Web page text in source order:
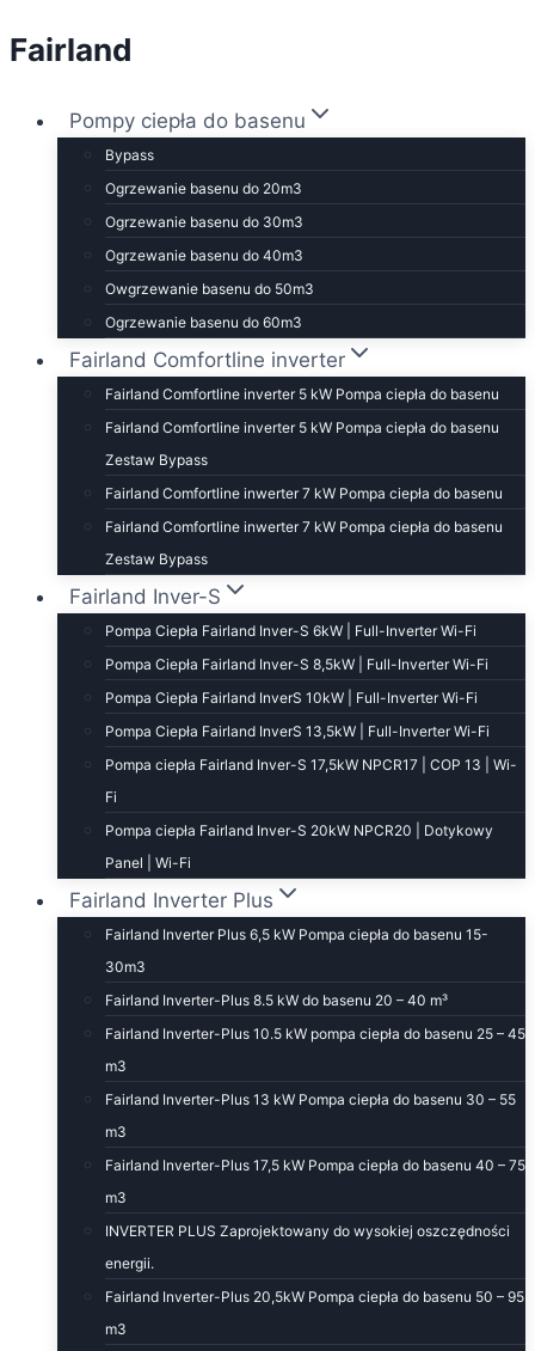
Przejdź
Fairland
Pompy ciepła do basenu
Bypass
Ogrzewanie basenu do 20m3
Ogrzewanie basenu do 30m3
Ogrzewanie basenu do 40m3
Owgrzewanie basenu do 50m3
Ogrzewanie basenu do 60m3
Fairland Comfortline inverter
Fairland Comfortline inverter 5 kW Pompa ciepła do basenu
Fairland Comfortline inverter 5 kW Pompa ciepła do basenu
Zestaw Bypass
Fairland Comfortline inwerter 7 kW Pompa ciepła do basenu
Fairland Comfortline inwerter 7 kW Pompa ciepła do basenu
Zestaw Bypass
Fairland Inver-S
Pompa Ciepła Fairland Inver-S 6kW | Full-Inverter Wi-Fi
Pompa Ciepła Fairland Inver-S 8,5kW | Full-Inverter Wi-Fi
Pompa Ciepła Fairland InverS 10kW | Full-Inverter Wi-Fi
Pompa Ciepła Fairland InverS 13,5kW | Full-Inverter Wi-Fi
Pompa ciepła Fairland Inver-S 17,5kW NPCR17 | COP 13 | Wi-
Fi
Pompa ciepła Fairland Inver-S 20kW NPCR20 | Dotykowy
Panel | Wi-Fi
Fairland Inverter Plus
Fairland Inverter Plus 6,5 kW Pompa ciepła do basenu 15-
30m3
Fairland Inverter-Plus 8.5 kW do basenu 20 – 40 m³
Fairland Inverter-Plus 10.5 kW pompa ciepła do basenu 25 – 45
m3
Fairland Inverter-Plus 13 kW Pompa ciepła do basenu 30 – 55
m3
Fairland Inverter-Plus 17,5 kW Pompa ciepła do basenu 40 – 75
m3
INVERTER PLUS Zaprojektowany do wysokiej oszczędności
energii.
Fairland Inverter-Plus 20,5kW Pompa ciepła do basenu 50 – 95
m3